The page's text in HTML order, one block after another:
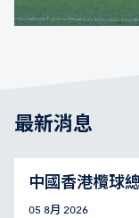
最新消息
中國香港欖球
05 8月 2026